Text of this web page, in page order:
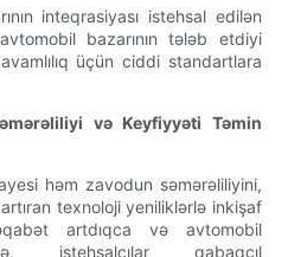
inteqrasiyası istehsal edilən
bazarının tələb etdiyi
üçün ciddi standartlara
və Keyfiyyəti Təmin
həm zavodun səmərəliliyini,
texnoloji yeniliklərlə inkişaf
artdıqca və avtomobil
istehsalçılar qabaqcıl